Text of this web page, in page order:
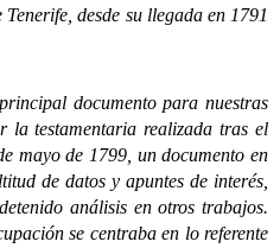
desde su llegada en 1791
documento para nuestras
la testamentaria realizada tras el
mayo de 1799, un documento en
de datos y apuntes de interés,
análisis en otros trabajos.
se centraba en lo referente